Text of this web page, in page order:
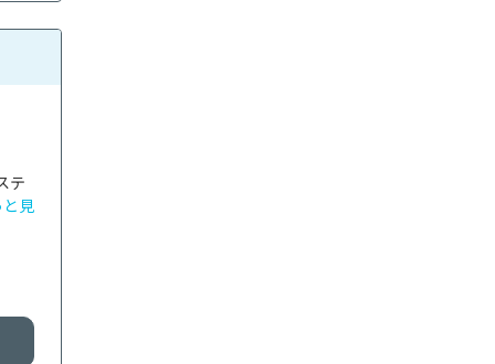
テ
見